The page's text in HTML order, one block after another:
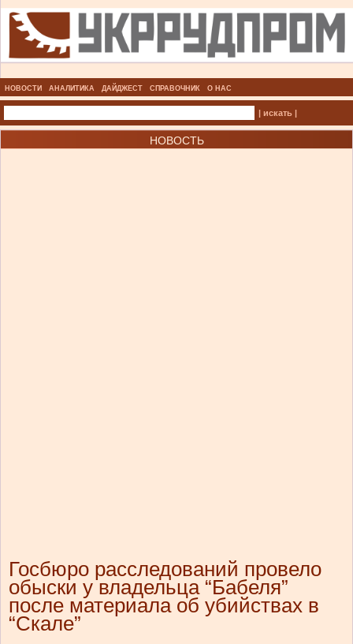
НОВОСТИ АНАЛИТИКА ДАЙДЖЕСТ СПРАВОЧНИК О НАС
| искать |
НОВОСТЬ
Госбюро расследований провело
обыски у владельца “Бабеля”
после материала об убийствах в
“Скале”